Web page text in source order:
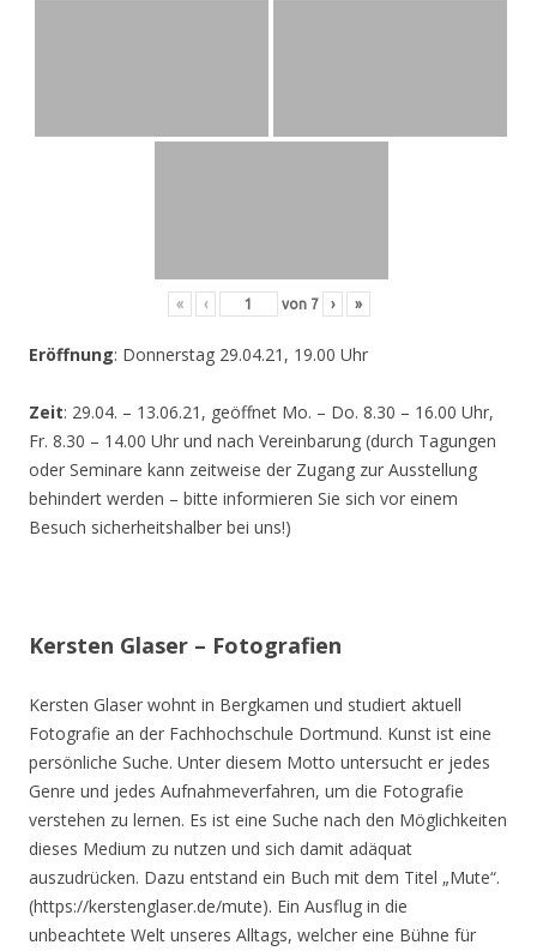
« ‹ von 7 › »
Eröffnung: Donnerstag 29.04.21, 19.00 Uhr
Zeit: 29.04. – 13.06.21, geöffnet Mo. – Do. 8.30 – 16.00 Uhr,
Fr. 8.30 – 14.00 Uhr und nach Vereinbarung (durch Tagungen
oder Seminare kann zeitweise der Zugang zur Ausstellung
behindert werden – bitte informieren Sie sich vor einem
Besuch sicherheitshalber bei uns!)
Kersten Glaser – Fotografien
Kersten Glaser wohnt in Bergkamen und studiert aktuell
Fotografie an der Fachhochschule Dortmund. Kunst ist eine
persönliche Suche. Unter diesem Motto untersucht er jedes
Genre und jedes Aufnahmeverfahren, um die Fotografie
verstehen zu lernen. Es ist eine Suche nach den Möglichkeiten
dieses Medium zu nutzen und sich damit adäquat
auszudrücken. Dazu entstand ein Buch mit dem Titel „Mute“.
(https://kerstenglaser.de/mute). Ein Ausflug in die
unbeachtete Welt unseres Alltags, welcher eine Bühne für